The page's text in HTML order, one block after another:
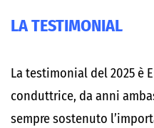
LA TESTIMONIAL
La testimonial del 2025 è
conduttrice, da anni
sempre sostenuto